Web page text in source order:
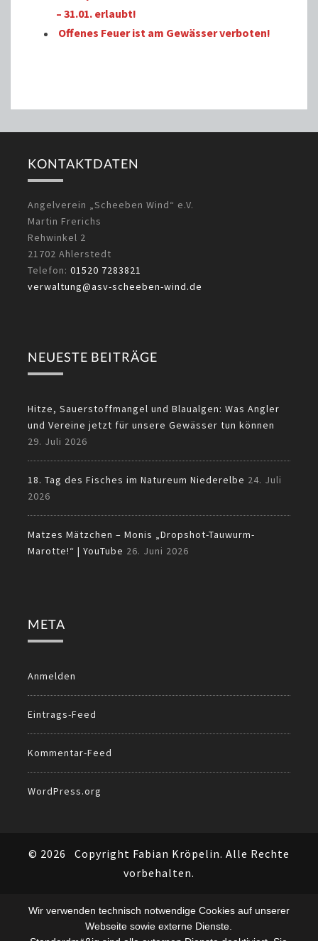
– 31.01. erlaubt!
Offenes Feuer ist am Gewässer verboten!
KONTAKTDATEN
Angelverein „Scheeben Wind“ e.V.
Martin Frerichs
Rehwinkel 2
21702 Ahlerstedt
Telefon: 01520 7283821
verwaltung@asv-scheeben-wind.de
NEUESTE BEITRÄGE
Hitze, Sauerstoffmangel und Blaualgen: Was Angler
und Vereine jetzt für unsere Gewässer tun können
29. Juli 2026
18. Tag des Fisches im Natureum Niederelbe 24. Juli
2026
Matzes Mätzchen – Monis „Dropshot-Tauwurm-
Marotte!“ | YouTube 26. Juni 2026
META
Anmelden
Eintrags-Feed
Kommentar-Feed
WordPress.org
© 2026
Copyright Fabian Kröpelin. Alle Rechte
vorbehalten.
Wir verwenden technisch notwendige Cookies auf unserer
Webseite sowie externe Dienste.